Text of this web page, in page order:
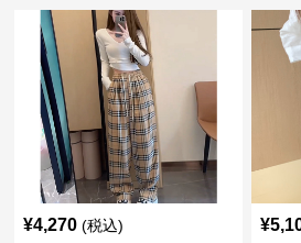
¥4,270 (税込) ¥